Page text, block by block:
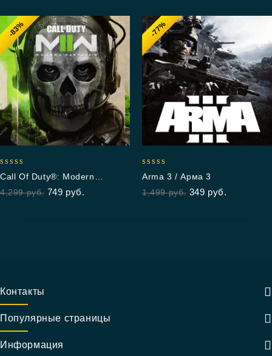
-83%
out of 5
Call Of Duty®: Modern
Warfare® II
4,299руб. 749 руб.
-77%
out of 5
Arma 3 / Арма 3
1,499руб. 349 руб.
Контакты
Популярные страницы
Информация